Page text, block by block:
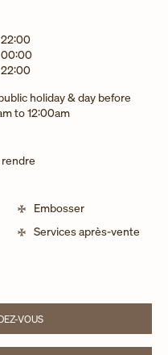
22:00
00:00
22:00
holiday & day before
to 12:00am
Embosser
Services après-vente
VOUS
OPENS IN NEW TAB